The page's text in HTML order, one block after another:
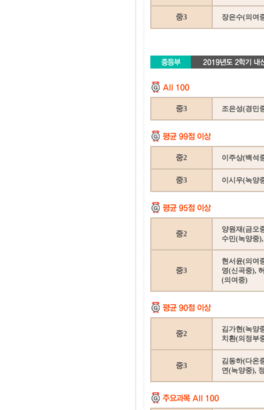
중3 장은수(의여
중3 조은성(경민
중2 이주상(백석
중3 이시우(녹양
중2
양원재(금오
수민(녹양중
중3
현서윤(의여
영(신곡중),
(의여중)
중2
김가현(녹양
치환(의정부
중3
김동하(다온
연(녹양중),